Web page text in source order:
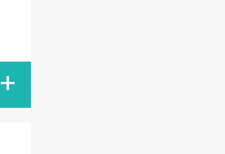
+